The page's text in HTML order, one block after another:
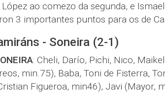
ao comezo da segunda, e
3 importantes puntos para os de
- Soneira (2-1)
: Cheli, Darío, Pichi, Nico,
min.75), Baba, Toni de Fisterra,
Figueroa, min46), Javi (Mayor,